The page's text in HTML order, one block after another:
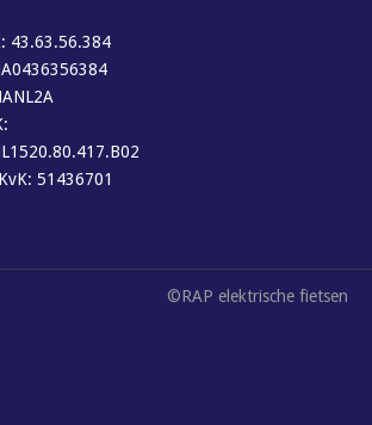
43.63.56.384
51436701
©RAP elektrische fietsen